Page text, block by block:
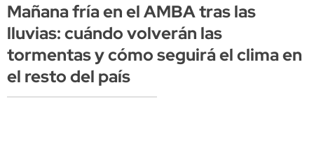
Mañana fría en el AMBA tras las
lluvias: cuándo volverán las
tormentas y cómo seguirá el clima en
el resto del país